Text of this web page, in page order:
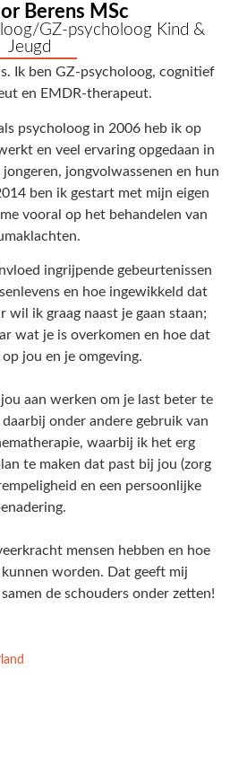
Berens MSc
GZ-psycholoog Kind &
Jeugd
Ik ben GZ-psycholoog, cognitief
en EMDR-therapeut.
psycholoog in 2006 heb ik op
en veel ervaring opgedaan in
jongvolwassenen en hun
ben ik gestart met mijn eigen
vooral op het behandelen van
ingrijpende gebeurtenissen
en hoe ingewikkeld dat
wil ik graag naast je gaan staan;
wat je is overkomen en hoe dat
jou en je omgeving.
aan werken om je last beter te
onder andere gebruik van
waarbij ik het erg
te maken dat past bij jou (zorg
en een persoonlijke
mensen hebben en hoe
worden. Dat geeft mij
de schouders onder zetten!